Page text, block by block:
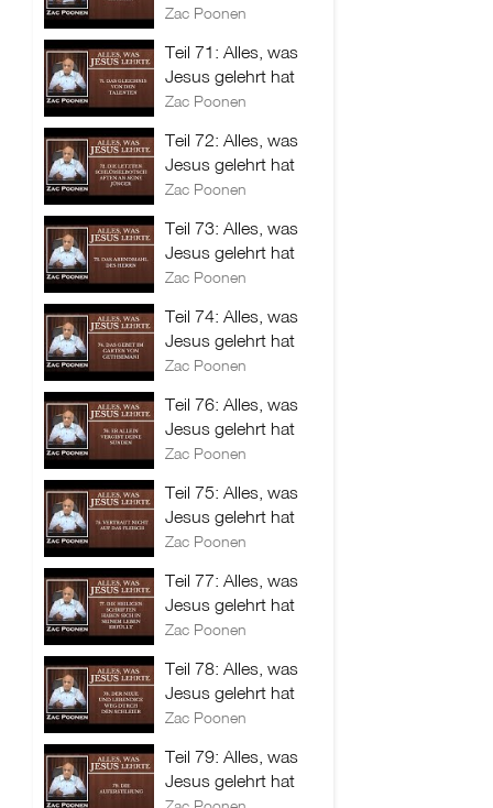
Zac Poonen
Teil 71: Alles, was
Jesus gelehrt hat
Zac Poonen
Teil 72: Alles, was
Jesus gelehrt hat
Zac Poonen
Teil 73: Alles, was
Jesus gelehrt hat
Zac Poonen
Teil 74: Alles, was
Jesus gelehrt hat
Zac Poonen
Teil 76: Alles, was
Jesus gelehrt hat
Zac Poonen
Teil 75: Alles, was
Jesus gelehrt hat
Zac Poonen
Teil 77: Alles, was
Jesus gelehrt hat
Zac Poonen
Teil 78: Alles, was
Jesus gelehrt hat
Zac Poonen
Teil 79: Alles, was
Jesus gelehrt hat